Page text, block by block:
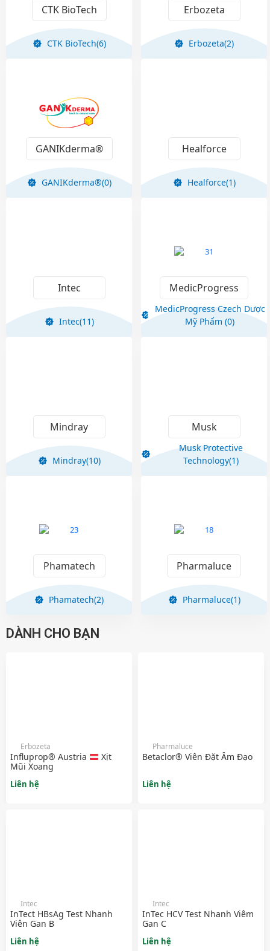
CTK BioTech
CTK BioTech(6)
Erbozeta
Erbozeta(2)
GANIKderma®
GANIKderma®(0)
Healforce
Healforce(1)
Intec
Intec(11)
MedicProgress
MedicProgress Czech Dược
Mỹ Phẩm (0)
Mindray
Mindray(10)
Musk
Musk Protective
Technology(1)
Phamatech
Phamatech(2)
Pharmaluce
Pharmaluce(1)
DÀNH CHO BẠN
Erbozeta
Influprop® Austria
Xịt
Mũi Xoang
Liên hệ
Pharmaluce
Betaclor® Viên Đặt Âm Đạo
Liên hệ
Intec
InTect HBsAg Test Nhanh
Viên Gan B
Liên hệ
Intec
InTec HCV Test Nhanh Viêm
Gan C
Liên hệ